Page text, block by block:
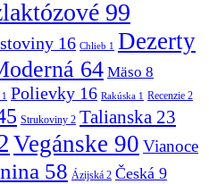
99
16 Chlieb 1
Dezerty
64 Mäso 8
1 Polievky 16 Rakúska 1 Recenzie 2
Strukoviny 2 Talianska 23
Vegánske 90 Vianoce
58 Ázijská 2 Česká 9